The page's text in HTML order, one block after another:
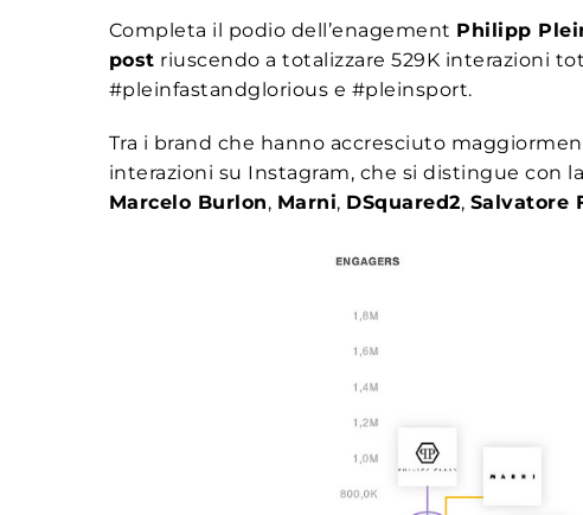
Completa il podio dell’enagement Philipp
post riuscendo a totalizzare 529K interazioni
#pleinfastandglorious e #pleinsport.
Tra i brand che hanno accresciuto
interazioni su Instagram, che si distingue con
Marcelo Burlon, Marni, DSquared2, Salvatore